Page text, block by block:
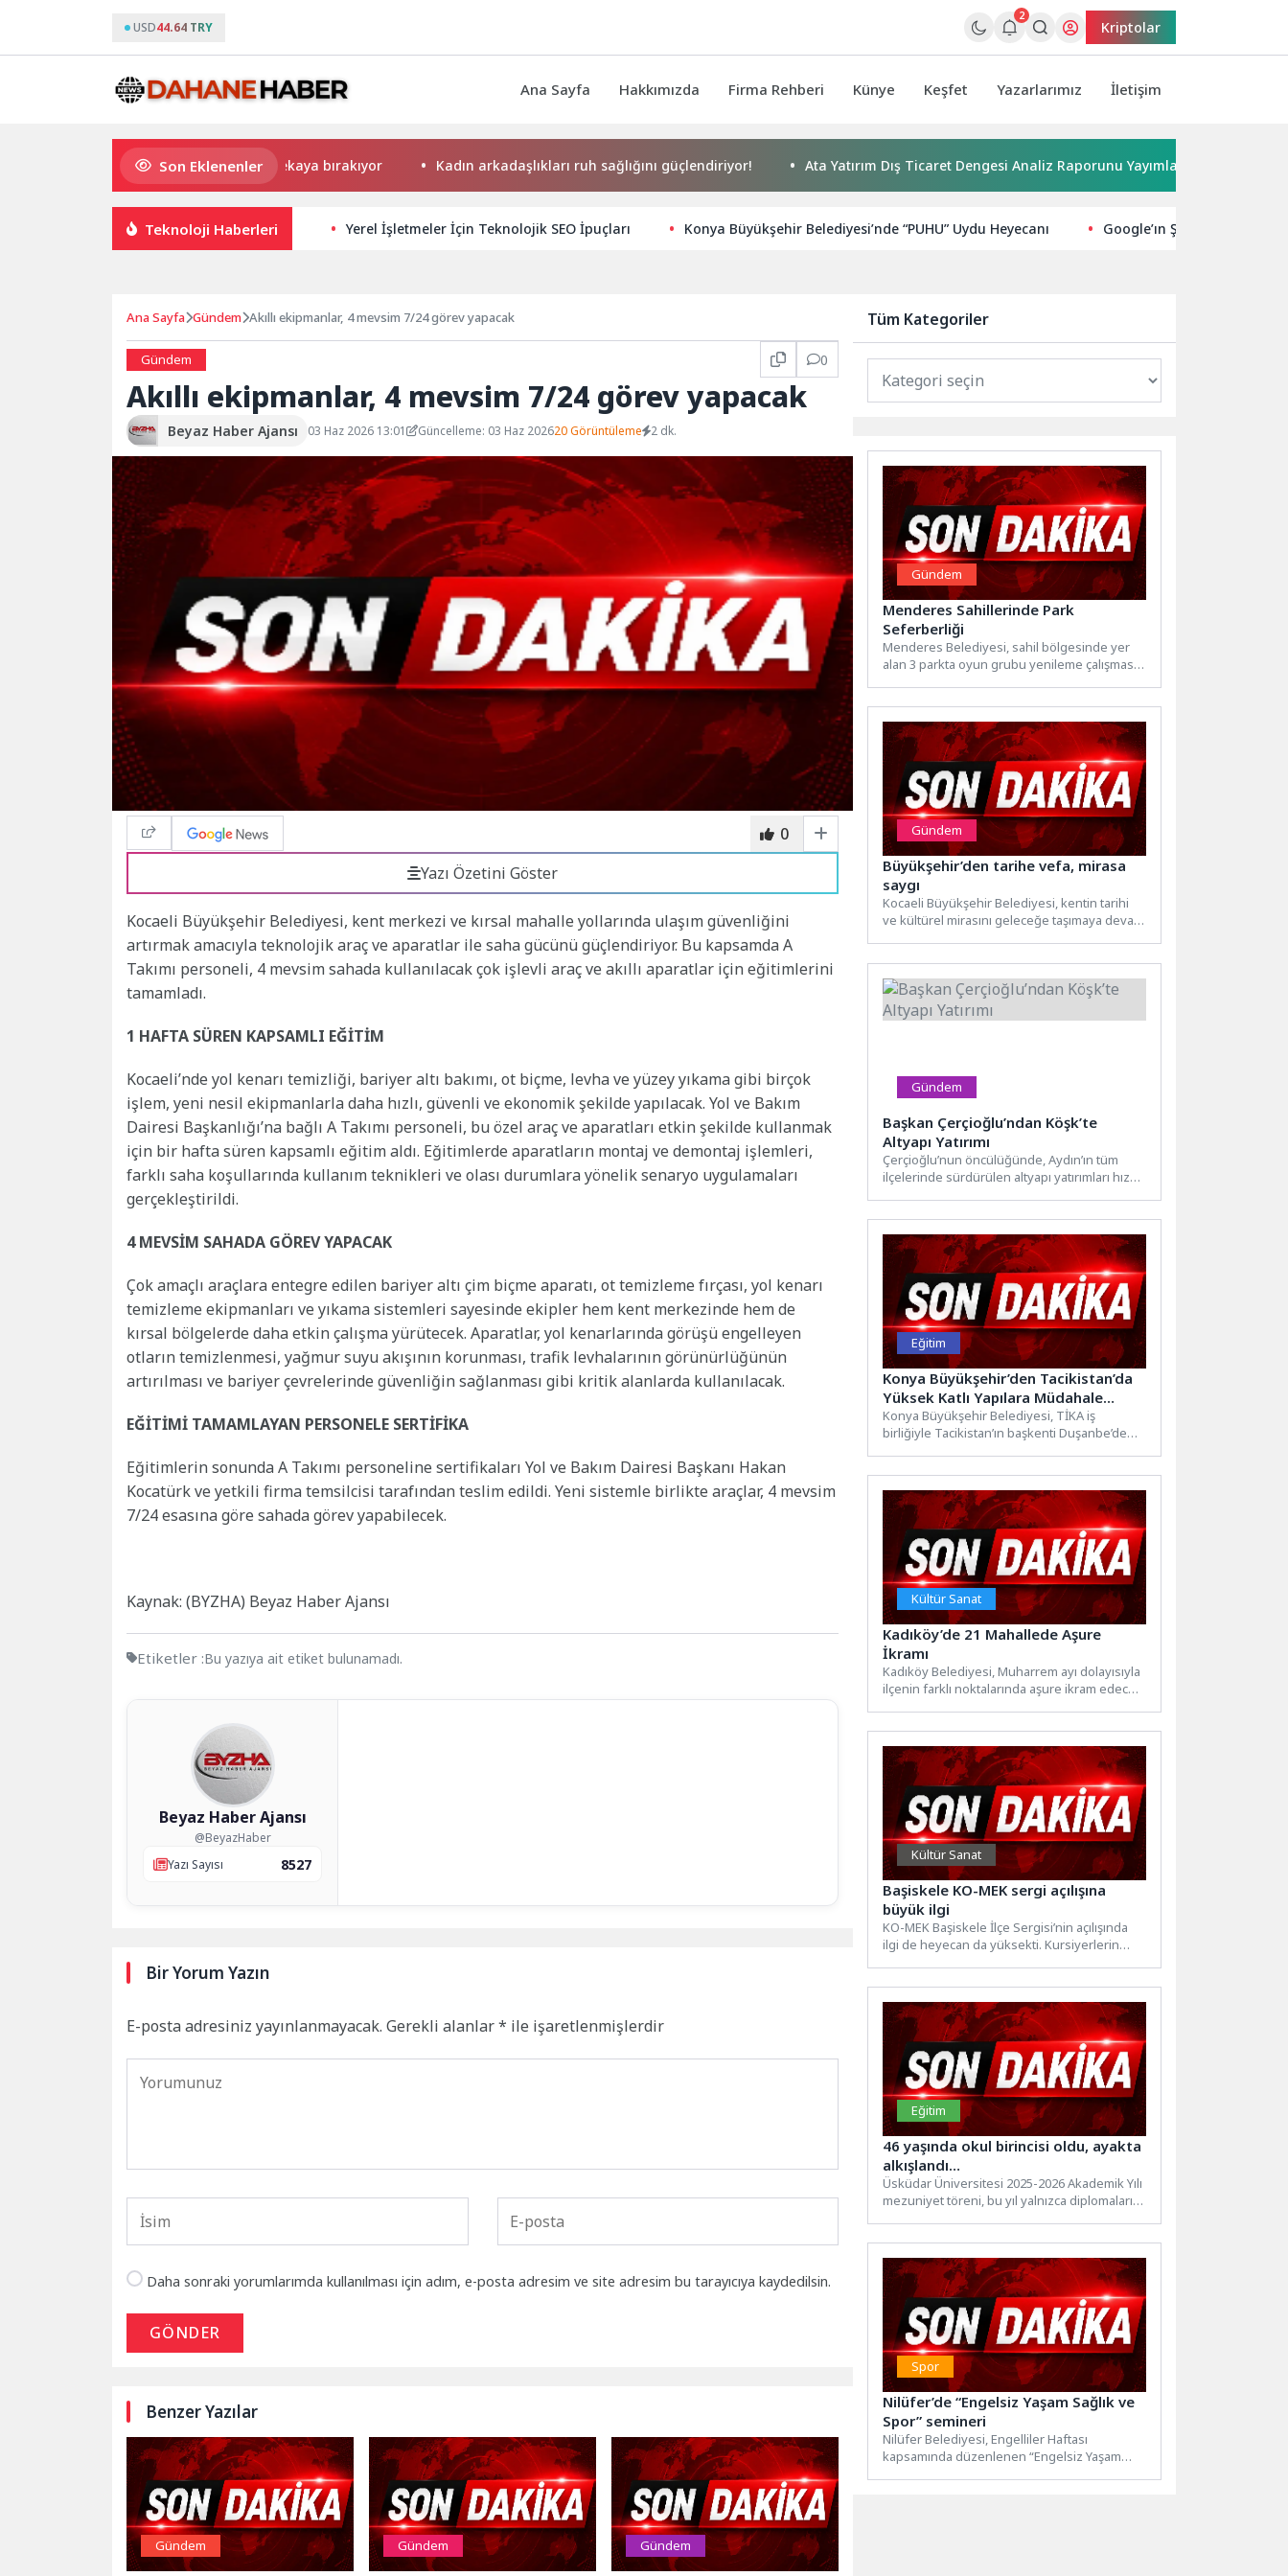
USD44.64 TRY
2
Kriptolar
Ana Sayfa Hakkımızda Firma Rehberi Künye Keşfet Yazarlarımız İletişim
Son Eklenenler
Uygulamalar yerini yapay zekaya bırakıyor Kadın arkadaşlıkları ruh sağlığını güçlendiriyor! Ata Yatırım Dış Ticaret Dengesi Analiz Raporunu Yayımladı
Teknoloji Haberleri Yerel İşletmeler İçin Teknolojik SEO İpuçları Konya Büyükşehir Belediyesi’nde “PUHU” Uydu Heyecanı Google’ın Şubat 2026
Ana Sayfa Gündem Akıllı ekipmanlar, 4 mevsim 7/24 görev yapacak
Gündem 0
Akıllı ekipmanlar, 4 mevsim 7/24 görev yapacak
Beyaz Haber Ajansı 03 Haz 2026 13:01 Güncelleme: 03 Haz 202620 Görüntüleme 2 dk.
0
Yazı Özetini Göster
Kocaeli Büyükşehir Belediyesi, kent merkezi ve kırsal mahalle yollarında ulaşım güvenliğini
artırmak amacıyla teknolojik araç ve aparatlar ile saha gücünü güçlendiriyor. Bu kapsamda A
Takımı personeli, 4 mevsim sahada kullanılacak çok işlevli araç ve akıllı aparatlar için eğitimlerini
tamamladı.
1 HAFTA SÜREN KAPSAMLI EĞİTİM
Kocaeli’nde yol kenarı temizliği, bariyer altı bakımı, ot biçme, levha ve yüzey yıkama gibi birçok
işlem, yeni nesil ekipmanlarla daha hızlı, güvenli ve ekonomik şekilde yapılacak. Yol ve Bakım
Dairesi Başkanlığı’na bağlı A Takımı personeli, bu özel araç ve aparatları etkin şekilde kullanmak
için bir hafta süren kapsamlı eğitim aldı. Eğitimlerde aparatların montaj ve demontaj işlemleri,
farklı saha koşullarında kullanım teknikleri ve olası durumlara yönelik senaryo uygulamaları
gerçekleştirildi.
4 MEVSİM SAHADA GÖREV YAPACAK
Çok amaçlı araçlara entegre edilen bariyer altı çim biçme aparatı, ot temizleme fırçası, yol kenarı
temizleme ekipmanları ve yıkama sistemleri sayesinde ekipler hem kent merkezinde hem de
kırsal bölgelerde daha etkin çalışma yürütecek. Aparatlar, yol kenarlarında görüşü engelleyen
otların temizlenmesi, yağmur suyu akışının korunması, trafik levhalarının görünürlüğünün
artırılması ve bariyer çevrelerinde güvenliğin sağlanması gibi kritik alanlarda kullanılacak.
EĞİTİMİ TAMAMLAYAN PERSONELE SERTİFİKA
Eğitimlerin sonunda A Takımı personeline sertifikaları Yol ve Bakım Dairesi Başkanı Hakan
Kocatürk ve yetkili firma temsilcisi tarafından teslim edildi. Yeni sistemle birlikte araçlar, 4 mevsim
7/24 esasına göre sahada görev yapabilecek.
Kaynak: (BYZHA) Beyaz Haber Ajansı
Etiketler :Bu yazıya ait etiket bulunamadı.
Beyaz Haber Ajansı
@BeyazHaber
Yazı Sayısı
8527
Bir Yorum Yazın
E-posta adresiniz yayınlanmayacak. Gerekli alanlar* ile işaretlenmişlerdir
Daha sonraki yorumlarımda kullanılması için adım, e-posta adresim ve site adresim bu tarayıcıya kaydedilsin.
GÖNDER
Benzer Yazılar
Gündem Gündem Gündem
Tüm Kategoriler
Gündem
Menderes Sahillerinde Park
Seferberliği
Menderes Belediyesi, sahil bölgesinde yer
alan 3 parkta oyun grubu yenileme çalışması
Gündem
Büyükşehir’den tarihe vefa, mirasa
saygı
Kocaeli Büyükşehir Belediyesi, kentin tarihi
ve kültürel mirasını geleceğe taşımaya devam
Gündem
Başkan Çerçioğlu’ndan Köşk’te
Altyapı Yatırımı
Çerçioğlu’nun öncülüğünde, Aydın’ın tüm
ilçelerinde sürdürülen altyapı yatırımları hız
Eğitim
Konya Büyükşehir’den Tacikistan’da
Yüksek Katlı Yapılara Müdahale
Eğitimi
Konya Büyükşehir Belediyesi, TİKA iş
birliğiyle Tacikistan’ın başkenti Duşanbe’de
Kültür Sanat
Kadıköy’de 21 Mahallede Aşure
İkramı
Kadıköy Belediyesi, Muharrem ayı dolayısıyla
ilçenin farklı noktalarında aşure ikram edecek.
Kültür Sanat
Başiskele KO-MEK sergi açılışına
büyük ilgi
KO-MEK Başiskele İlçe Sergisi’nin açılışında
ilgi de heyecan da yüksekti. Kursiyerlerin
Eğitim
46 yaşında okul birincisi oldu, ayakta
alkışlandı…
Üsküdar Üniversitesi 2025-2026 Akademik Yılı
mezuniyet töreni, bu yıl yalnızca diplomaların
Spor
Nilüfer’de “Engelsiz Yaşam Sağlık ve
Spor” semineri
Nilüfer Belediyesi, Engelliler Haftası
kapsamında düzenlenen “Engelsiz Yaşam